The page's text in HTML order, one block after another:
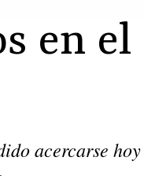
en
acercarse